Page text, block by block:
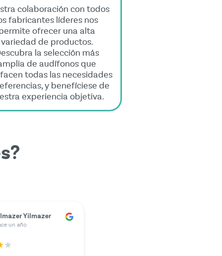
colaboración con todos
fabricantes líderes nos
ofrecer una alta
variedad de productos.
la selección más
de audífonos que
todas las necesidades
y benefíciese de
experiencia objetiva.
Kunze
un año